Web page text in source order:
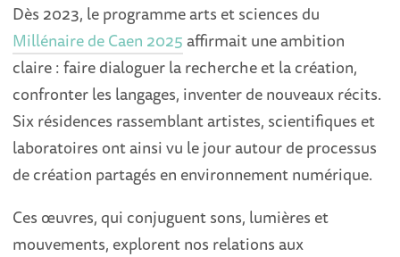
Dès 2023, le programme arts et sciences du
Millénaire de Caen 2025affirmait une ambition
claire : faire dialoguer la recherche et la création,
confronter les langages, inventer de nouveaux récits.
Six résidences rassemblant artistes, scientifiques et
laboratoires ont ainsi vu le jour autour de processus
de création partagés en environnement numérique.
Ces œuvres, qui conjuguent sons, lumières et
mouvements, explorent nos relations aux